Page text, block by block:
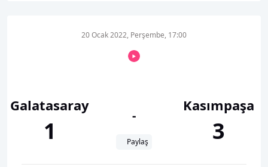
Galatasaray
1
20 Ocak 2022, Perşembe, 17:00
-
Paylaş
Kasımpaşa
3